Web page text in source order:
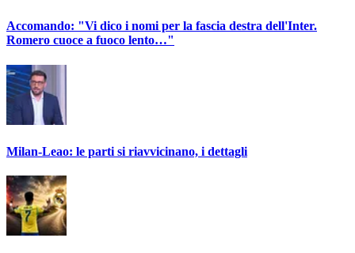
Accomando: "Vi dico i nomi per la fascia destra dell'Inter.
Romero cuoce a fuoco lento…"
Milan-Leao: le parti si riavvicinano, i dettagli